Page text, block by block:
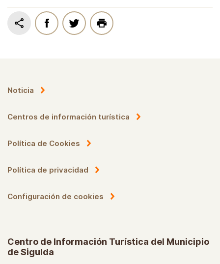
Noticia
Centros de información turística
Política de Cookies
Política de privacidad
Configuración de cookies
Centro de Información Turística del Municipio
de Sigulda